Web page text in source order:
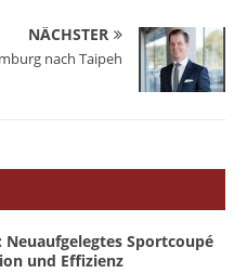
NÄCHSTER
nach Taipeh
Neuaufgelegtes Sportcoupé
und Effizienz